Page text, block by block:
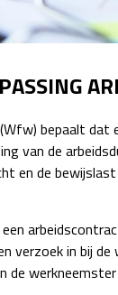
bepaalt dat
van de
en de
verzoek in bij